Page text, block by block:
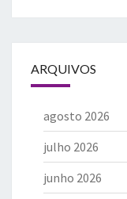
ARQUIVOS
agosto 2026
julho 2026
junho 2026